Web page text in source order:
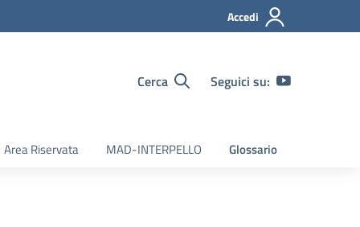
Accedi
Cerca Seguici su:
Area Riservata MAD-INTERPELLO Glossario